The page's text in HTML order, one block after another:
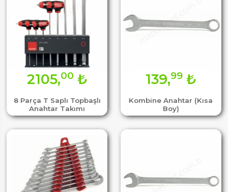
8 Parça T Saplı Topbaşlı
Anahtar Takımı
2105,00 ₺
Kombine Anahtar (Kısa
Boy)
139,99₺